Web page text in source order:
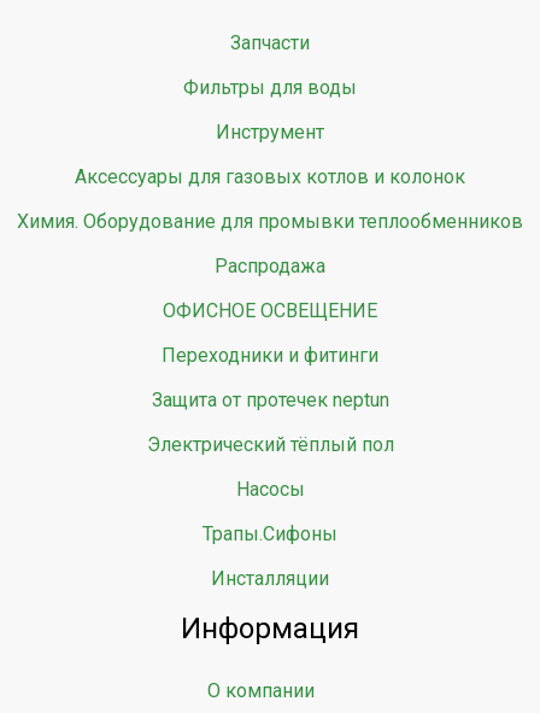
Запчасти
Фильтры для воды
Инструмент
Аксессуары для газовых котлов и колонок
Химия. Оборудование для промывки теплообменников
Распродажа
ОФИСНОЕ ОСВЕЩЕНИЕ
Переходники и фитинги
Защита от протечек neptun
Электрический тёплый пол
Насосы
Трапы.Сифоны
Инсталляции
Информация
О компании